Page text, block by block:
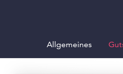
Allgemeines